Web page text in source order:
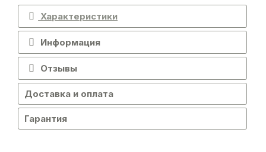
Характеристики
Информация
Отзывы
Доставка и оплата
Гарантия